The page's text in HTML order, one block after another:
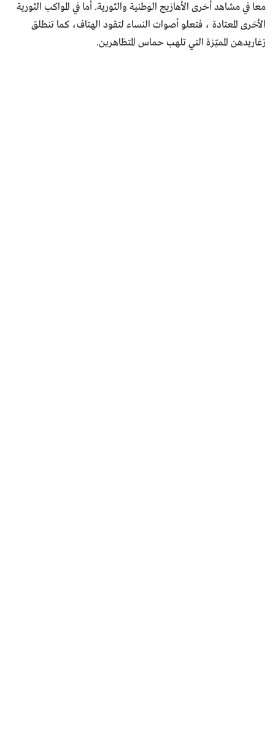
معا في مشاهد أخرى الأهازيج الوطنية والثورية. أما في المواكب الثورية
الأخرى المعتادة ، فتعلو أصوات النساء لتقود الهتاف، كما تنطلق
زغاريدهن المميّزة التي تلهب حماس المتظاهرين.